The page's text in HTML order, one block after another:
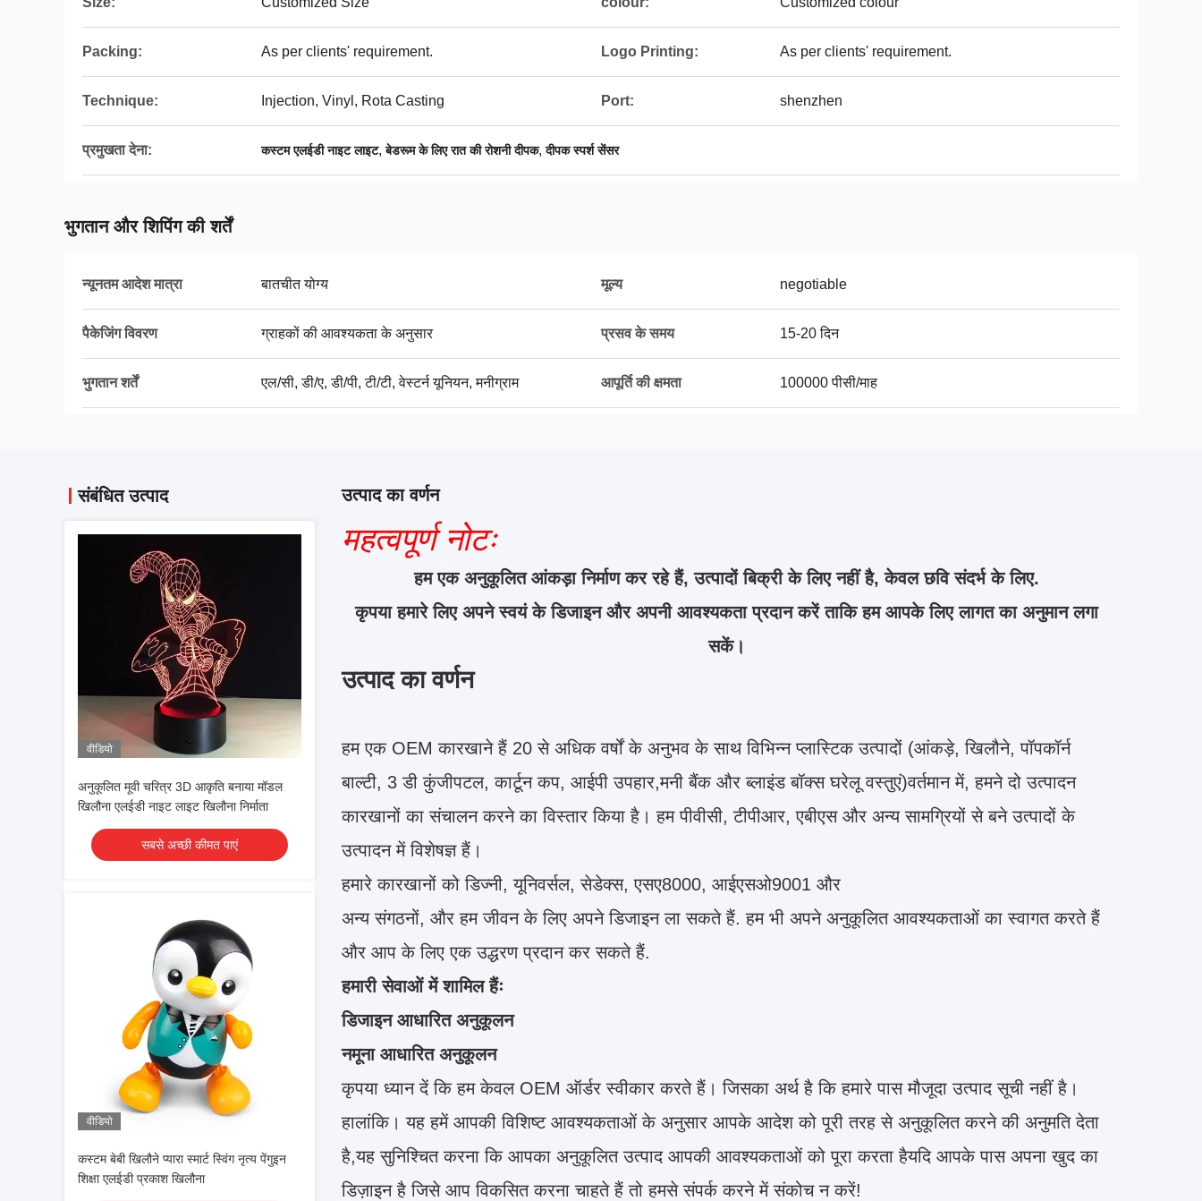
Packing: As per clients' requirement. Logo Printing: As per clients' requirement.
Technique: Injection, Vinyl, Rota Casting Port: shenzhen
प्रमुखता देना: कस्टम एलईडी नाइट लाइट,बेडरूम के लिए रात की रोशनी दीपक,दीपक स्पर्श सेंसर
भुगतान और शिपिंग की शर्तें
न्यूनतम आदेश मात्रा बातचीत योग्य मूल्य negotiable
पैकेजिंग विवरण ग्राहकों की आवश्यकता के अनुसार प्रसव के समय 15-20 दिन
भुगतान शर्तें एल/सी, डी/ए, डी/पी, टी/टी, वेस्टर्न यूनियन, मनीग्राम आपूर्ति की क्षमता 100000 पीसी/माह
संबंधित उत्पाद
वीडियो
अनुकूलित मूवी चरित्र 3D आकृति बनाया मॉडल
खिलौना एलईडी नाइट लाइट खिलौना निर्माता
सबसे अच्छी कीमत पाएं
वीडियो
कस्टम बेबी खिलौने प्यारा स्मार्ट स्विंग नृत्य पेंगुइन
शिक्षा एलईडी प्रकाश खिलौना
उत्पाद का वर्णन
महत्वपूर्ण नोटः
हम एक अनुकूलित आंकड़ा निर्माण कर रहे हैं, उत्पादों बिक्री के लिए नहीं है, केवल छवि संदर्भ के लिए.
कृपया हमारे लिए अपने स्वयं के डिजाइन और अपनी आवश्यकता प्रदान करें ताकि हम आपके लिए लागत का अनुमान लगा
सकें।
उत्पाद का वर्णन
हम एक OEM कारखाने हैं 20 से अधिक वर्षों के अनुभव के साथ विभिन्न प्लास्टिक उत्पादों (आंकड़े, खिलौने, पॉपकॉर्न
बाल्टी, 3 डी कुंजीपटल, कार्टून कप, आईपी उपहार,मनी बैंक और ब्लाइंड बॉक्स घरेलू वस्तुएं)वर्तमान में, हमने दो उत्पादन
कारखानों का संचालन करने का विस्तार किया है। हम पीवीसी, टीपीआर, एबीएस और अन्य सामग्रियों से बने उत्पादों के
उत्पादन में विशेषज्ञ हैं।
हमारे कारखानों को डिज्नी, यूनिवर्सल, सेडेक्स, एसए8000, आईएसओ9001 और
अन्य संगठनों, और हम जीवन के लिए अपने डिजाइन ला सकते हैं. हम भी अपने अनुकूलित आवश्यकताओं का स्वागत करते हैं
और आप के लिए एक उद्धरण प्रदान कर सकते हैं.
हमारी सेवाओं में शामिल हैंः
डिजाइन आधारित अनुकूलन
नमूना आधारित अनुकूलन
कृपया ध्यान दें कि हम केवल OEM ऑर्डर स्वीकार करते हैं। जिसका अर्थ है कि हमारे पास मौजूदा उत्पाद सूची नहीं है।
हालांकि। यह हमें आपकी विशिष्ट आवश्यकताओं के अनुसार आपके आदेश को पूरी तरह से अनुकूलित करने की अनुमति देता
है,यह सुनिश्चित करना कि आपका अनुकूलित उत्पाद आपकी आवश्यकताओं को पूरा करता हैयदि आपके पास अपना खुद का
डिज़ाइन है जिसे आप विकसित करना चाहते हैं तो हमसे संपर्क करने में संकोच न करें!